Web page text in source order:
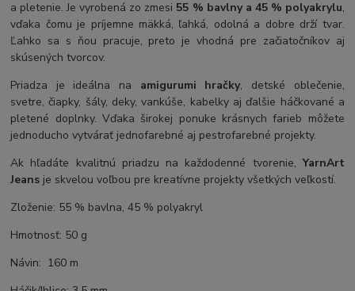
a pletenie. Je vyrobená zo zmesi 55 % bavlny a 45 % polyakrylu,
vďaka čomu je príjemne mäkká, ľahká, odolná a dobre drží tvar.
Ľahko sa s ňou pracuje, preto je vhodná pre začiatočníkov aj
skúsených tvorcov.
Priadza je ideálna na amigurumi hračky, detské oblečenie,
svetre, čiapky, šály, deky, vankúše, kabelky aj ďalšie háčkované a
pletené doplnky. Vďaka širokej ponuke krásnych farieb môžete
jednoducho vytvárať jednofarebné aj pestrofarebné projekty.
Ak hľadáte kvalitnú priadzu na každodenné tvorenie,YarnArt
Jeans je skvelou voľbou pre kreatívne projekty všetkých veľkostí.
Zloženie: 55 % bavlna, 45 % polyakryl
Hmotnosť: 50 g
Návin: 160 m